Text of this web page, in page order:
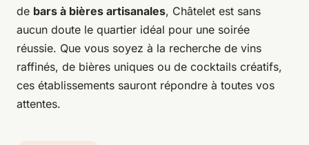
de bars à bières artisanales, Châtelet est sans
aucun doute le quartier idéal pour une soirée
réussie. Que vous soyez à la recherche de vins
raffinés, de bières uniques ou de cocktails créatifs,
ces établissements sauront répondre à toutes vos
attentes.